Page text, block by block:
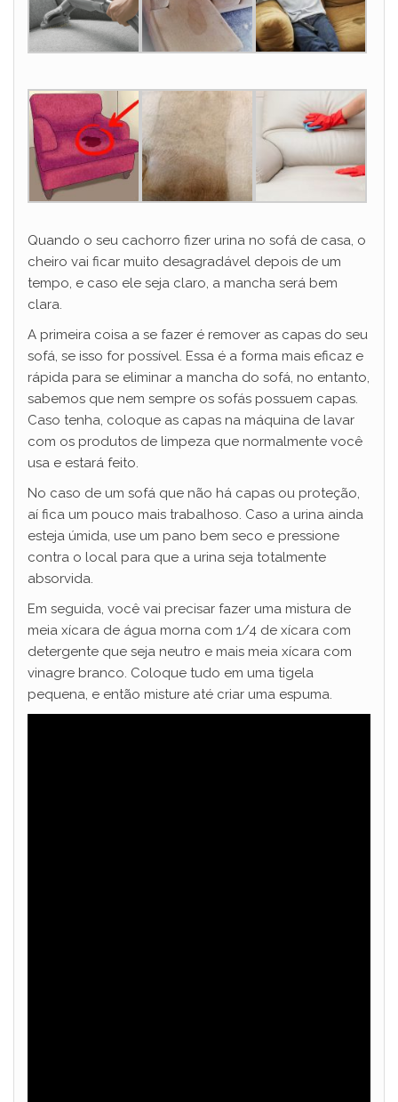
Quando o seu cachorro fizer urina no sofá de casa, o
cheiro vai ficar muito desagradável depois de um
tempo, e caso ele seja claro, a mancha será bem
clara.
A primeira coisa a se fazer é remover as capas do seu
sofá, se isso for possível. Essa é a forma mais eficaz e
rápida para se eliminar a mancha do sofá, no entanto,
sabemos que nem sempre os sofás possuem capas.
Caso tenha, coloque as capas na máquina de lavar
com os produtos de limpeza que normalmente você
usa e estará feito.
No caso de um sofá que não há capas ou proteção,
aí fica um pouco mais trabalhoso. Caso a urina ainda
esteja úmida, use um pano bem seco e pressione
contra o local para que a urina seja totalmente
absorvida.
Em seguida, você vai precisar fazer uma mistura de
meia xícara de água morna com 1/4 de xícara com
detergente que seja neutro e mais meia xícara com
vinagre branco. Coloque tudo em uma tigela
pequena, e então misture até criar uma espuma.